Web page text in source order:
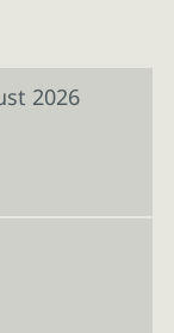
2026